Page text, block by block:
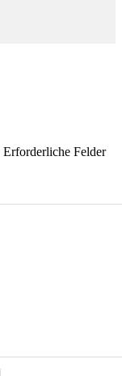
Erforderliche Felder